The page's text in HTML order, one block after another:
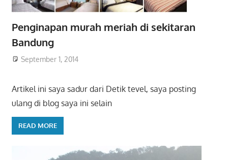
Penginapan murah meriah di sekitaran
Bandung
September 1, 2014
Artikel ini saya sadur dari Detik tevel, saya posting
ulang di blog saya ini selain
READ MORE